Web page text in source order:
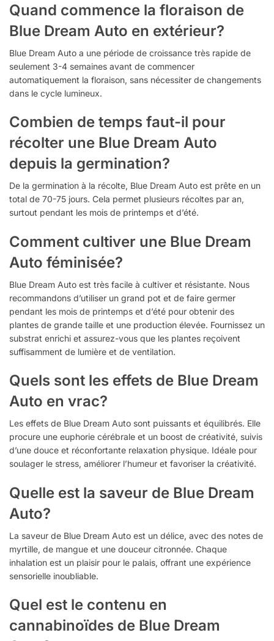
Quand commence la floraison de
Blue Dream Auto en extérieur?
Blue Dream Auto a une période de croissance très rapide de
seulement 3-4 semaines avant de commencer
automatiquement la floraison, sans nécessiter de changements
dans le cycle lumineux.
Combien de temps faut-il pour
récolter une Blue Dream Auto
depuis la germination?
De la germination à la récolte, Blue Dream Auto est prête en un
total de 70-75 jours. Cela permet plusieurs récoltes par an,
surtout pendant les mois de printemps et d’été.
Comment cultiver une Blue Dream
Auto féminisée?
Blue Dream Auto est très facile à cultiver et résistante. Nous
recommandons d’utiliser un grand pot et de faire germer
pendant les mois de printemps et d’été pour obtenir des
plantes de grande taille et une production élevée. Fournissez un
substrat enrichi et assurez-vous que les plantes reçoivent
suffisamment de lumière et de ventilation.
Quels sont les effets de Blue Dream
Auto en vrac?
Les effets de Blue Dream Auto sont puissants et équilibrés. Elle
procure une euphorie cérébrale et un boost de créativité, suivis
d’une douce et réconfortante relaxation physique. Idéale pour
soulager le stress, améliorer l’humeur et favoriser la créativité.
Quelle est la saveur de Blue Dream
Auto?
La saveur de Blue Dream Auto est un délice, avec des notes de
myrtille, de mangue et une douceur citronnée. Chaque
inhalation est un plaisir pour le palais, offrant une expérience
sensorielle inoubliable.
Quel est le contenu en
cannabinoïdes de Blue Dream